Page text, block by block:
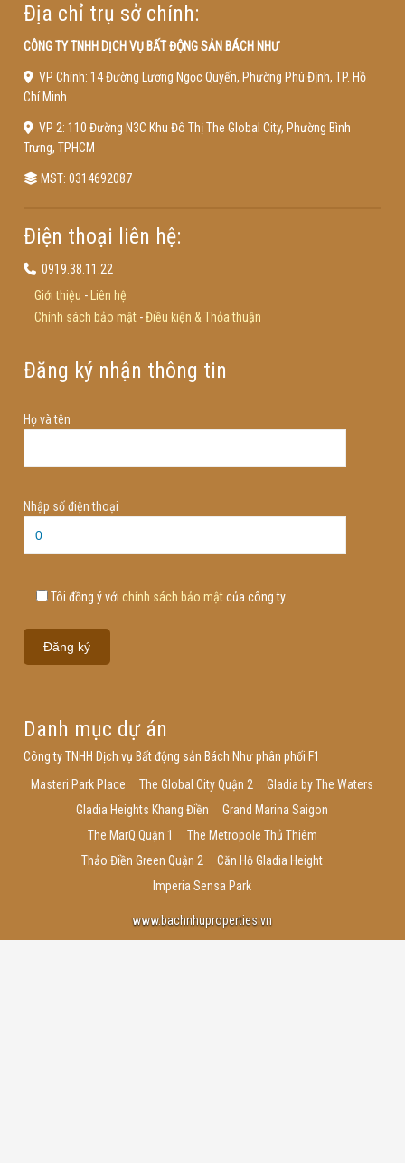
Địa chỉ trụ sở chính:
CÔNG TY TNHH DỊCH VỤ BẤT ĐỘNG SẢN BÁCH NHƯ
VP Chính: 14 Đường Lương Ngọc Quyến, Phường Phú Định, TP. Hồ
Chí Minh
VP 2: 110 Đường N3C Khu Đô Thị The Global City, Phường Bình
Trưng, TPHCM
MST: 0314692087
Điện thoại liên hệ:
0919.38.11.22
Giới thiệu - Liên hệ
Chính sách bảo mật-Điều kiện & Thỏa thuận
Đăng ký nhận thông tin
Họ và tên
Nhập số điện thoại
Tôi đồng ý với chính sách bảo mậtcủa công ty
Danh mục dự án
Công ty TNHH Dịch vụ Bất động sản Bách Như phân phối F1
Masteri Park Place
The Global City Quận 2
Gladia by The Waters
Gladia Heights Khang Điền
Grand Marina Saigon
The MarQ Quận 1
The Metropole Thủ Thiêm
Thảo Điền Green Quận 2
Căn Hộ Gladia Height
Imperia Sensa Park
www.bachnhuproperties.vn